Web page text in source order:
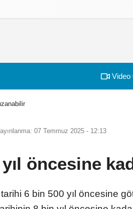
Video
07 Temmuz 2025 - 12:13
öncesine
tarihi 6 bin 500 yıl öncesine